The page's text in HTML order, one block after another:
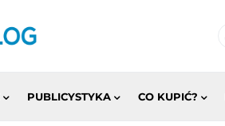
PUBLICYSTYKA CO KUPIĆ?